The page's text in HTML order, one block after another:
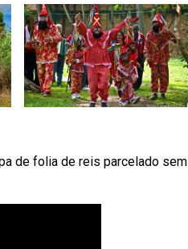
de folia de reis parcelado sem